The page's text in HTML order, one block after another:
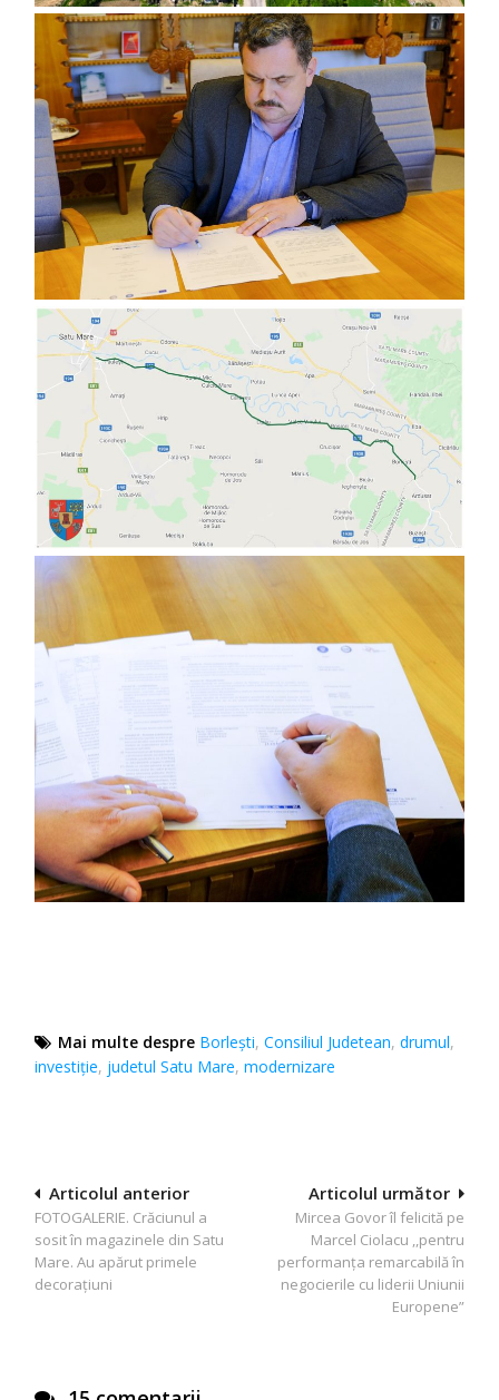
Mai multe despre Borlești,Consiliul Judetean,drumul,
investiție, judetul Satu Mare,modernizare
Navigare
în
articole
Articolul următor
Mircea Govor îl felicită pe
Marcel Ciolacu ,,pentru
performanța remarcabilă în
negocierile cu liderii Uniunii
Europene”
Articolul anterior
FOTOGALERIE. Crăciunul a
sosit în magazinele din Satu
Mare. Au apărut primele
decorațiuni